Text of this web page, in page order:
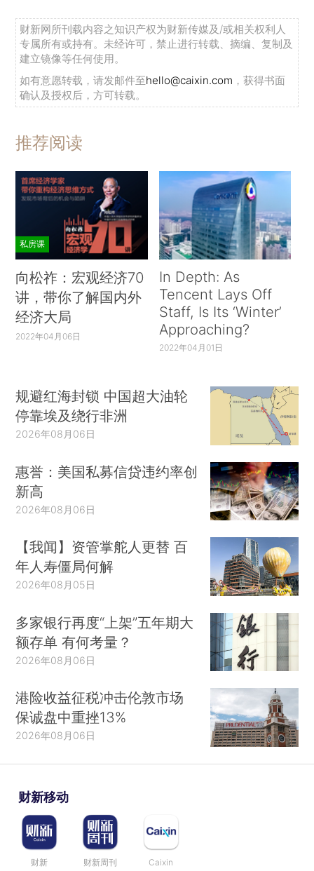
财新网所刊载内容之知识产权为财新传媒及/或相关权利人
专属所有或持有。未经许可，禁止进行转载、摘编、复制及
建立镜像等任何使用。
如有意愿转载，请发邮件至hello@caixin.com ，获得书面
确认及授权后，方可转载。
推荐阅读
私房课
向松祚：宏观经济70
讲，带你了解国内外
经济大局
2022年04月06日
In Depth: As
Tencent Lays Off
Staff, Is Its ‘Winter’
Approaching?
2022年04月01日
规避红海封锁 中国超大油轮
停靠埃及绕行非洲
2026年08月06日
惠誉：美国私募信贷违约率创
新高
2026年08月06日
【我闻】资管掌舵人更替 百
年人寿僵局何解
2026年08月05日
多家银行再度“上架”五年期大
额存单 有何考量？
2026年08月06日
港险收益征税冲击伦敦市场
保诚盘中重挫13%
2026年08月06日
财新移动
财新 财新周刊 Caixin